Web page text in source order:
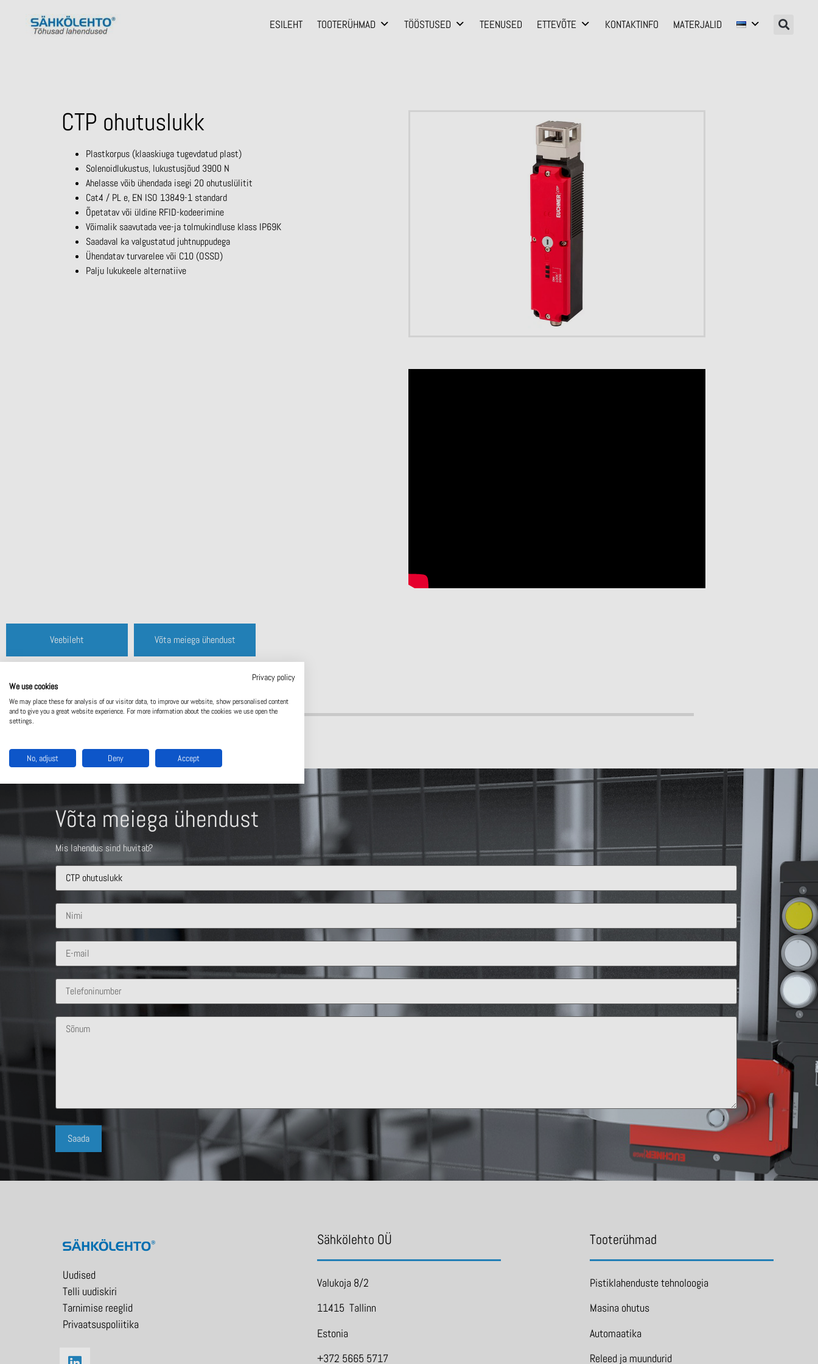
ESILEHT TOOTERÜHMAD TÖÖSTUSED TEENUSED ETTEVÕTE KONTAKTINFO MATERJALID
CTP ohutuslukk
Plastkorpus (klaaskiuga tugevdatud plast)
Solenoidlukustus, lukustusjõud 3900 N
Ahelasse võib ühendada isegi 20 ohutuslülitit
Cat4 / PL e, EN ISO 13849-1 standard
Õpetatav või üldine RFID-kodeerimine
Võimalik saavutada vee-ja tolmukindluse klass IP69K
Saadaval ka valgustatud juhtnuppudega
Ühendatav turvarelee või C10 (OSSD)
Palju lukukeele alternatiive
Veebileht Võta meiega ühendust
Võta meiega ühendust
Mis lahendus sind huvitab?
Uudised
Telli uudiskiri
Tarnimise reeglid
Privaatsuspoliitika
Sähkölehto OÜ
Valukoja 8/2
11415 Tallinn
Estonia
+372 5665 5717
Tooterühmad
Pistiklahenduste tehnoloogia
Masina ohutus
Automaatika
Releed ja muundurid
Privacy policy
We use cookies
We may place these for analysis of our visitor data, to improve our website, show personalised content
and to give you a great website experience. For more information about the cookies we use open the
settings.
No, adjust Deny Accept